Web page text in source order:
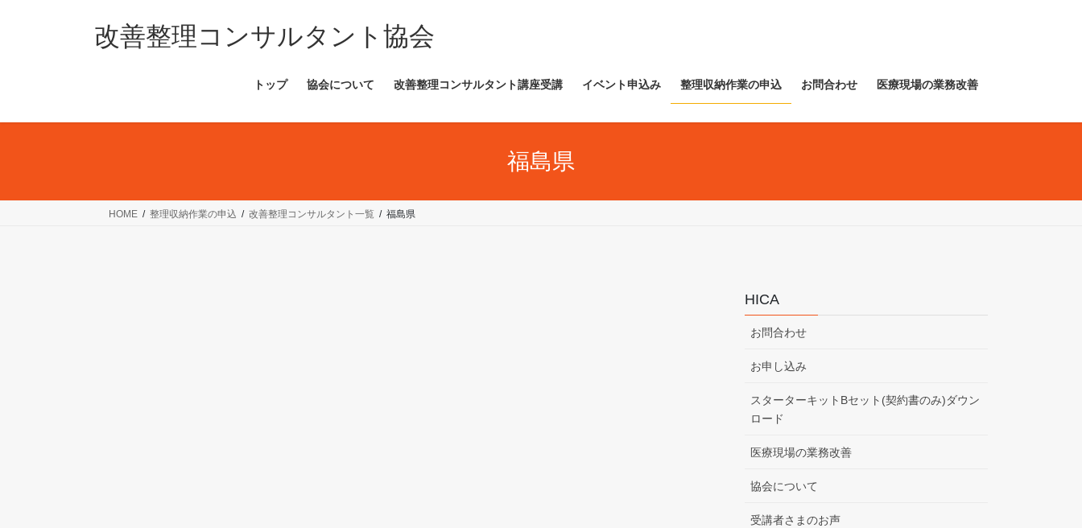
ス
ン
改善整理コンサルタント協会
トップ 協会について 改善整理コンサルタント講座受講 イベント申込み 整理収納作業の申込 お問合わせ 医療現場の業務改善
福島県
HOME 整理収納作業の申込 改善整理コンサルタント一覧 福島県
HICA
お問合わせ
お申し込み
スターターキットBセット(契約書のみ)ダウン
ロード
医療現場の業務改善
協会について
受講者さまのお声